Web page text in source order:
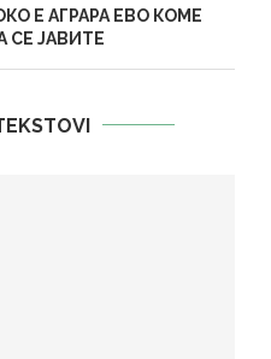
Е АГРАРА ЕВО КОМЕ
СЕ ЈАВИТЕ